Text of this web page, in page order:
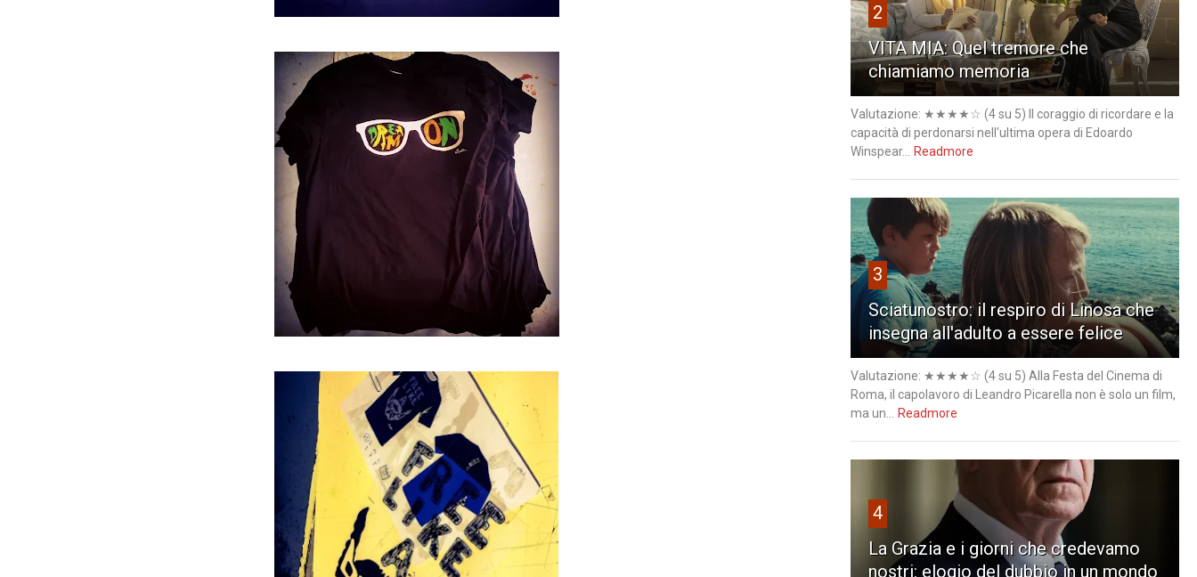
2
VITA MIA: Quel tremore che
chiamiamo memoria
Valutazione: ★★★★☆ (4 su 5) Il coraggio di ricordare e la
capacità di perdonarsi nell'ultima opera di Edoardo
Winspear...
Readmore
3
Sciatunostro: il respiro di Linosa che
insegna all'adulto a essere felice
Valutazione: ★★★★☆ (4 su 5) Alla Festa del Cinema di
Roma, il capolavoro di Leandro Picarella non è solo un film,
ma un...
Readmore
4
La Grazia e i giorni che credevamo
nostri: elogio del dubbio in un mondo